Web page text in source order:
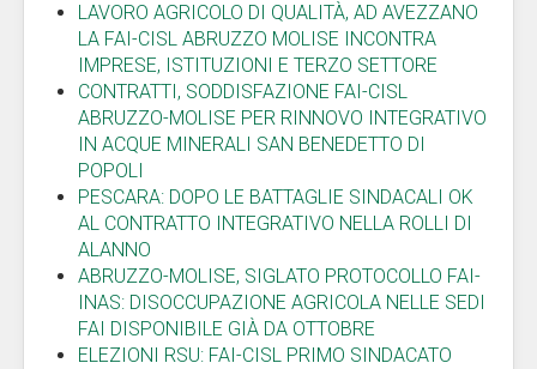
LAVORO AGRICOLO DI QUALITÀ, AD AVEZZANO
LA FAI-CISL ABRUZZO MOLISE INCONTRA
IMPRESE, ISTITUZIONI E TERZO SETTORE
CONTRATTI, SODDISFAZIONE FAI-CISL
ABRUZZO-MOLISE PER RINNOVO INTEGRATIVO
IN ACQUE MINERALI SAN BENEDETTO DI
POPOLI
PESCARA: DOPO LE BATTAGLIE SINDACALI OK
AL CONTRATTO INTEGRATIVO NELLA ROLLI DI
ALANNO
ABRUZZO-MOLISE, SIGLATO PROTOCOLLO FAI-
INAS: DISOCCUPAZIONE AGRICOLA NELLE SEDI
FAI DISPONIBILE GIÀ DA OTTOBRE
ELEZIONI RSU: FAI-CISL PRIMO SINDACATO